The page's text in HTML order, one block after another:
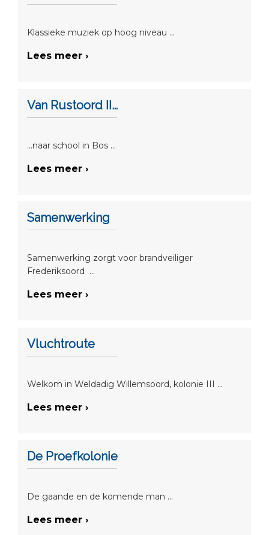
Klassieke muziek op hoog niveau ...
Lees meer ›
Van Rustoord II…
...naar school in Bos ...
Lees meer ›
Samenwerking
Samenwerking zorgt voor brandveiliger
Frederiksoord ...
Lees meer ›
Vluchtroute
Welkom in Weldadig Willemsoord, kolonie III ...
Lees meer ›
De Proefkolonie
De gaande en de komende man ...
Lees meer ›